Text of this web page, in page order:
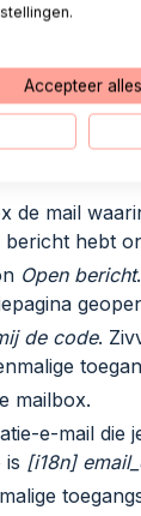
de mail
bericht hebt
Open bericht
de code.
mailbox.
e-mail die
is [i18n]
Accepteer alles